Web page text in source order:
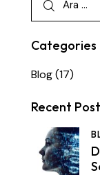
Categories
Blog(17)
Recent